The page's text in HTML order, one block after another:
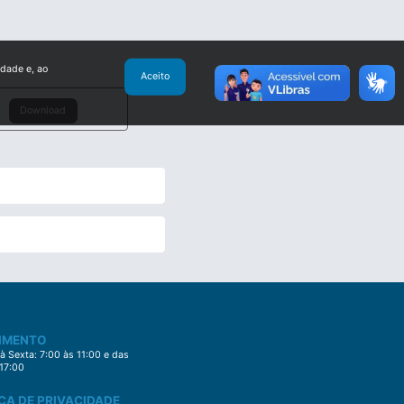
Download
Sexta: 7:00 às 11:00 e das
DE PRIVACIDADE
e, ao
Aceito